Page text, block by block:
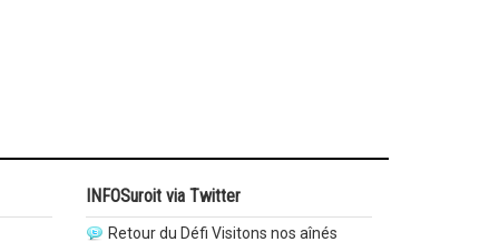
INFOSuroit via Twitter
Retour du Défi Visitons nos aînés